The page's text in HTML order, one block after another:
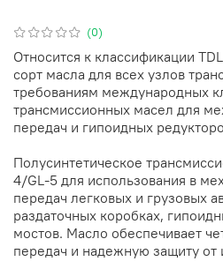
(0)
Относится к классификации
сорт масла для всех узлов
требованиям международных
трансмиссионных масел для
передач и гипоидных
Полусинтетическое
4/GL-5 для использования в
передач легковых и грузовых
раздаточных коробках,
мостов. Масло обеспечивает
передач и надежную защиту от